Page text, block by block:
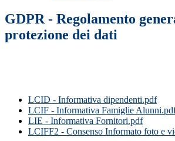
GDPR - Regolamento
protezione dei dati
LCID - Informativa dipendenti.pdf
LCIF - Informativa Famiglie
LIE - Informativa Fornitori.pdf
LCIFF2 - Consenso Informato foto e